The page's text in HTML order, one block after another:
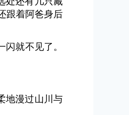
跟着阿爸身后
就不见了。
地漫过山川与